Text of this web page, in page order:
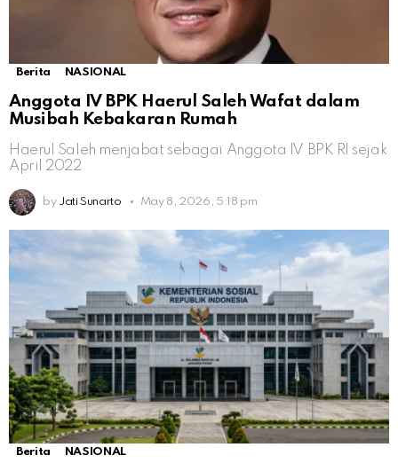
Berita NASIONAL
Anggota IV BPK Haerul Saleh Wafat dalam
Musibah Kebakaran Rumah
Haerul Saleh menjabat sebagai Anggota IV BPK RI sejak
April 2022
by Jati Sunarto May 8, 2026, 5:18 pm
Berita NASIONAL